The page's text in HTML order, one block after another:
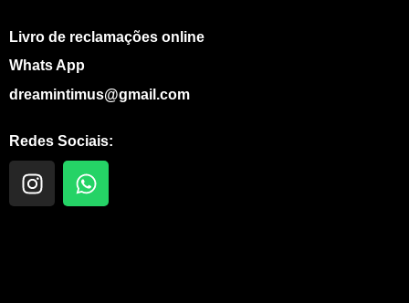
Livro de reclamações online
Whats App
dreamintimus@gmail.com
Redes Sociais:
I
n
W
h